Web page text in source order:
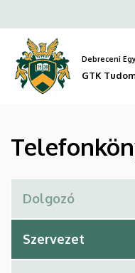
GTK
Tudományos
Diákkör
a
tartalomra
Debreceni
GTK